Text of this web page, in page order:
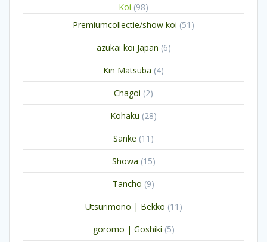
Koi 9898
producten
Premiumcollectie/show koi 51 51
producten
azukai koi Japan 66
producten
Kin Matsuba 44
producten
Chagoi 22
producten
Kohaku 2828
producten
Sanke 11 11
producten
Showa 1515
producten
Tancho 99
producten
Utsurimono | Bekko 11 11
producten
goromo | Goshiki 55